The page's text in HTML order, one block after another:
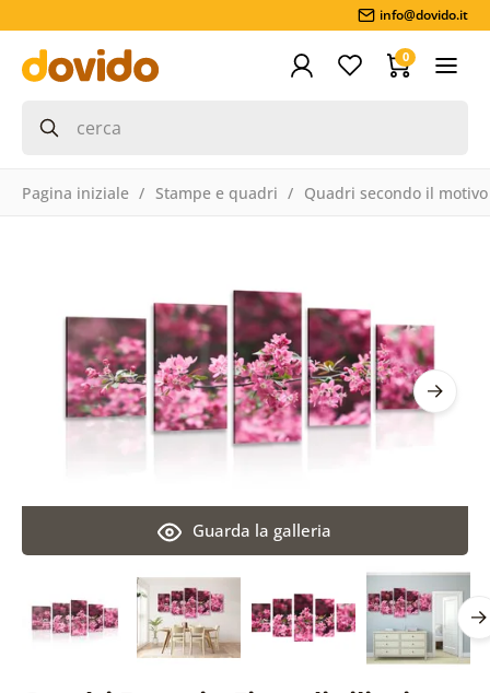
info@dovido.it
0
Pagina iniziale Stampe e quadri Quadri secondo il motivo
Guarda la galleria